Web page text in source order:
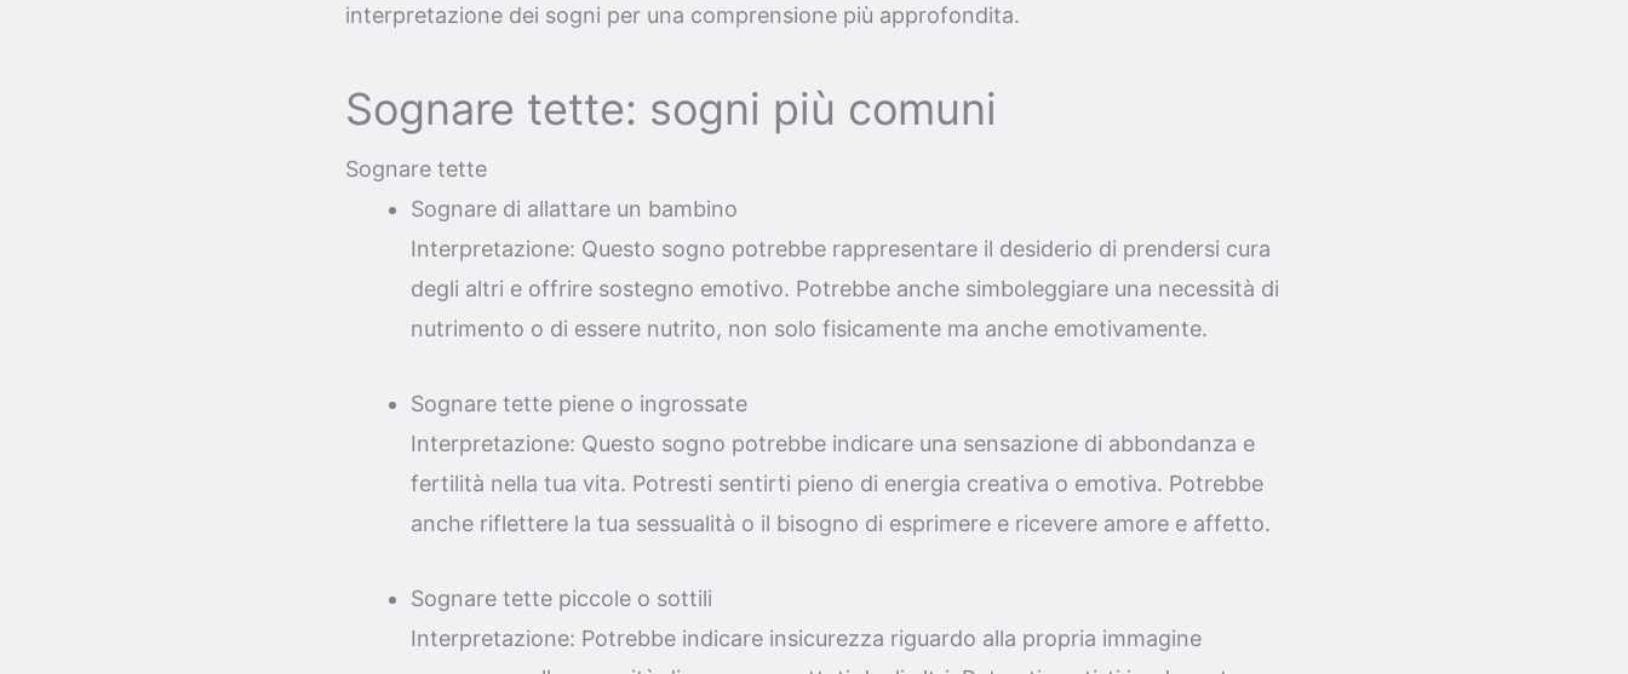
interpretazione dei sogni per una comprensione più approfondita.
Sognare tette: sogni più comuni
Sognare tette
Sognare di allattare un bambino
Interpretazione: Questo sogno potrebbe rappresentare il desiderio di prendersi cura
degli altri e offrire sostegno emotivo. Potrebbe anche simboleggiare una necessità di
nutrimento o di essere nutrito, non solo fisicamente ma anche emotivamente.
Sognare tette piene o ingrossate
Interpretazione: Questo sogno potrebbe indicare una sensazione di abbondanza e
fertilità nella tua vita. Potresti sentirti pieno di energia creativa o emotiva. Potrebbe
anche riflettere la tua sessualità o il bisogno di esprimere e ricevere amore e affetto.
Sognare tette piccole o sottili
Interpretazione: Potrebbe indicare insicurezza riguardo alla propria immagine